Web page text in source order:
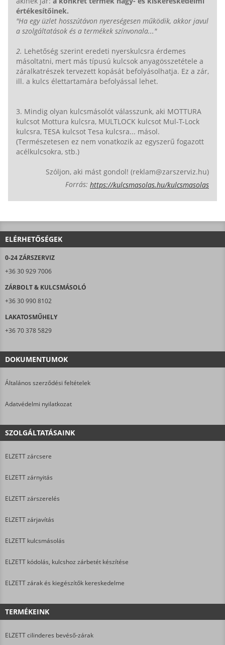
értékesítőinek.
"Ha egy üzlet hosszútávon nyereségesen működik, akkor javul
a szolgáltatások és a termékek színvonala..."
2. Lehetőség szerint eredeti nyerskulcsra érdemes
másoltatni, mert más típusú kulcsok anyagösszetétele a
záralkatrészek tervezett kopását befolyásolhatja. Ez a zár,
ill. a kulcs élettartamára befolyással lehet.
3. Mindig olyan kulcsmásolót válasszunk, aki MOTTURA
kulcsot Mottura kulcsra, MULTLOCK kulcsot Mul-T-Lock
kulcsra, TESA kulcsot Tesa kulcsra... másol.
(Természetesen ez nem vonatkozik az egyszerű fogazott
acélkulcsokra, stb.)
Szóljon, aki mást gondol! (reklam@zarszerviz.hu)
Forrás: https://kulcsmasolas.hu/kulcsmasolas
ELÉRHETŐSÉGEK
0-24 ZÁRSZERVIZ
+36 30 929 7006
ZÁRBOLT & KULCSMÁSOLÓ
+36 30 990 8102
LAKATOSMŰHELY
+36 70 378 5829
DOKUMENTUMOK
Általános szerződési feltételek
Adatvédelmi nyilatkozat
SZOLGÁLTATÁSAINK
ELZETT zárcsere
ELZETT zárnyitás
ELZETT zárszerelés
ELZETT zárjavítás
ELZETT kulcsmásolás
ELZETT kódolás, kulcshoz zárbetét készítése
ELZETT zárak és kiegészítők kereskedelme
TERMÉKEINK
ELZETT cilinderes bevéső-zárak